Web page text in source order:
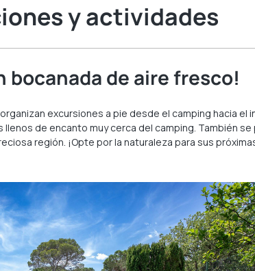
y actividades
bocanada de aire fresco!
excursiones a pie desde el camping hacia
de encanto muy cerca del camping. También
región. ¡Opte por la naturaleza para sus